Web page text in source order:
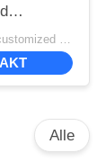
Contact me for customized MOQ:10
Alle